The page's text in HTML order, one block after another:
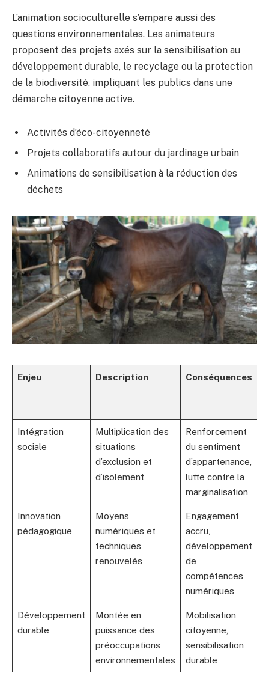
L’animation socioculturelle s’empare aussi des
questions environnementales. Les animateurs
proposent des projets axés sur la sensibilisation au
développement durable, le recyclage ou la protection
de la biodiversité, impliquant les publics dans une
démarche citoyenne active.
Activités d’éco-citoyenneté
Projets collaboratifs autour du jardinage urbain
Animations de sensibilisation à la réduction des
déchets
Enjeu Description Conséquences
Intégration
sociale
Multiplication des
situations
d’exclusion et
d’isolement
Renforcement
du sentiment
d’appartenance,
lutte contre la
marginalisation
Innovation
pédagogique
Moyens
numériques et
techniques
renouvelés
Engagement
accru,
développement
de
compétences
numériques
Développement
durable
Montée en
puissance des
préoccupations
environnementales
Mobilisation
citoyenne,
sensibilisation
durable